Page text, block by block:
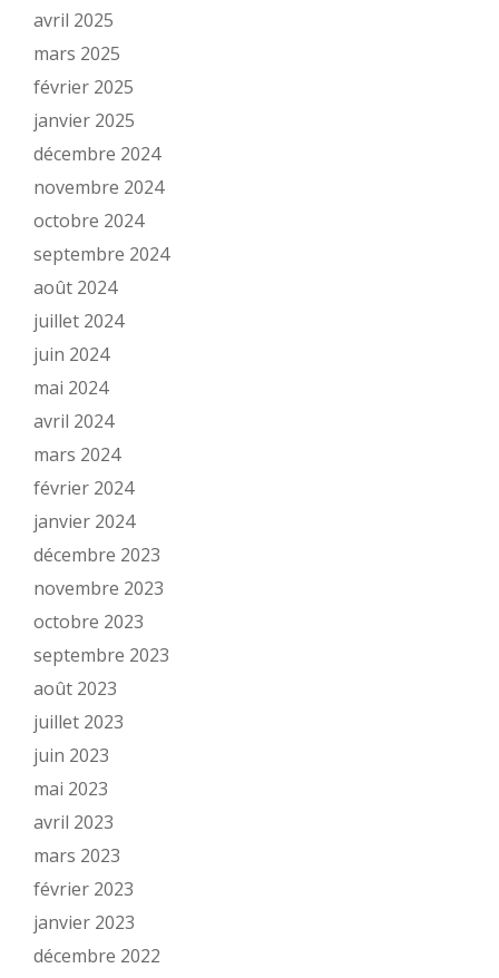
avril 2025
mars 2025
février 2025
janvier 2025
décembre 2024
novembre 2024
octobre 2024
septembre 2024
août 2024
juillet 2024
juin 2024
mai 2024
avril 2024
mars 2024
février 2024
janvier 2024
décembre 2023
novembre 2023
octobre 2023
septembre 2023
août 2023
juillet 2023
juin 2023
mai 2023
avril 2023
mars 2023
février 2023
janvier 2023
décembre 2022